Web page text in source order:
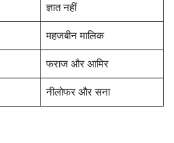
ज्ञात नहीं
महजबीन मालिक
फराज और आमिर
नीलोफर और सना